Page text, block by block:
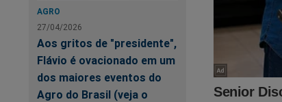
AGRO
27/04/2026
Aos gritos de "presidente",
Flávio é ovacionado em um
dos maiores eventos do
Agro do Brasil (veja o